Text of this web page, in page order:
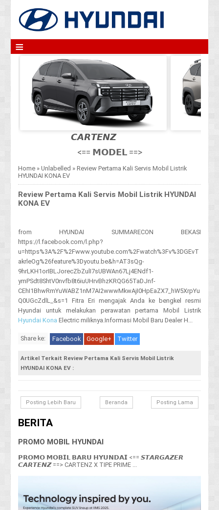
≡
𝘾𝘼𝙍𝙏𝙀𝙉𝙕
<== 𝗠𝗢𝗗𝗘𝗟 ==>
Home »Unlabelled »Review Pertama Kali Servis Mobil Listrik
HYUNDAI KONA EV
Review Pertama Kali Servis Mobil Listrik HYUNDAI
KONA EV
from HYUNDAI SUMMARECON BEKASI
https://l.facebook.com/l.php?
u=https%3A%2F%2Fwww.youtube.com%2Fwatch%3Fv%3DGEvT
akrleOg%26feature%3Dyoutu.be&h=AT3sQg-
9hrLKH1orIBLJorecZbZulI7sUBWAn67Lj4ENdf1-
ymPSdt8ShtV0nvfb8t6iuUHrvBhzKRQG65TaDJnf-
CEhI1BhwRmYuWABZ1nM7AI2wwwMkwAjI0HpEaZX7_hW5XrpYu
Q0UGcZdlL_&s=1 Fitra Eri mengajak Anda ke bengkel resmi
Hyundai untuk melakukan perawatan pertama Mobil Listrik
Hyundai Kona Electric miliknya.Informasi Mobil Baru Dealer H...
Share ke: Facebook Google+ Twitter
Artikel Terkait Review Pertama Kali Servis Mobil Listrik
HYUNDAI KONA EV :
Posting Lebih Baru Posting Lama
Beranda
BERITA
PROMO MOBIL HYUNDAI
𝗣𝗥𝗢𝗠𝗢 𝗠𝗢𝗕𝗜𝗟 𝗕𝗔𝗥𝗨 𝗛𝗬𝗨𝗡𝗗𝗔𝗜 <== 𝙎𝙏𝘼𝙍𝙂𝘼𝙕𝙀𝙍
𝘾𝘼𝙍𝙏𝙀𝙉𝙕 ==> CARTENZ X TIPE PRIME ...